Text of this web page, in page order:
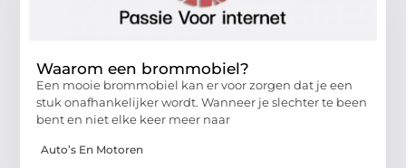
Waarom een brommobiel?
Een mooie brommobiel kan er voor zorgen dat je een
stuk onafhankelijker wordt. Wanneer je slechter te been
bent en niet elke keer meer naar
Auto’s En Motoren